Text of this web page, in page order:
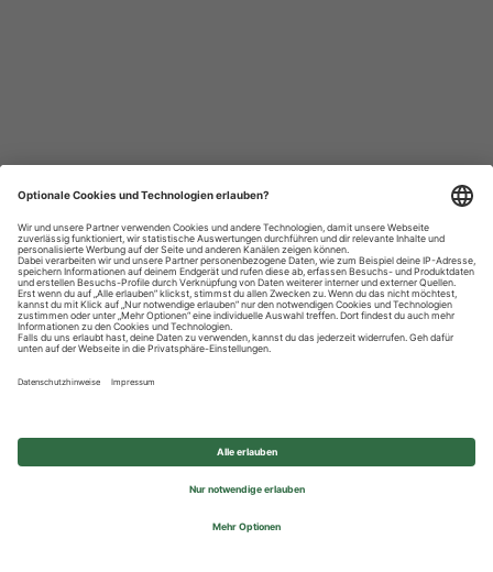
Datenschutzhinweise
Impressum
Privatsphäre-Einstellungen
© 2026 REWE Group - All rights reserved